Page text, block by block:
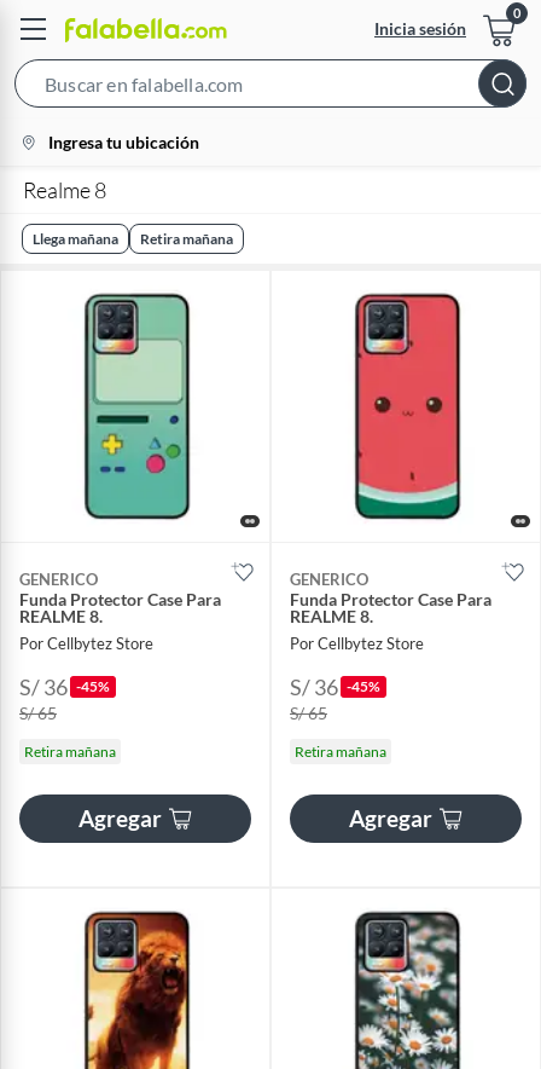
Inicia sesión
Bar
location-
icon
Ingresa tu ubicación
Realme 8
Llega mañana Retira mañana
GENERICO
Funda Protector Case Para
REALME 8.
Por Cellbytez Store
S/ 36 -45%
S/ 65
Retira mañana
Agregar
GENERICO
Funda Protector Case Para
REALME 8.
Por Cellbytez Store
S/ 36 -45%
S/ 65
Retira mañana
Agregar